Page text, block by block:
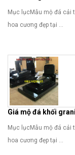
Mục lụcMẫu mộ đá cải
hoa cương đẹp tại ...
Giá mộ đá khối
Mục lụcMẫu mộ đá cải
hoa cương đẹp tại ...